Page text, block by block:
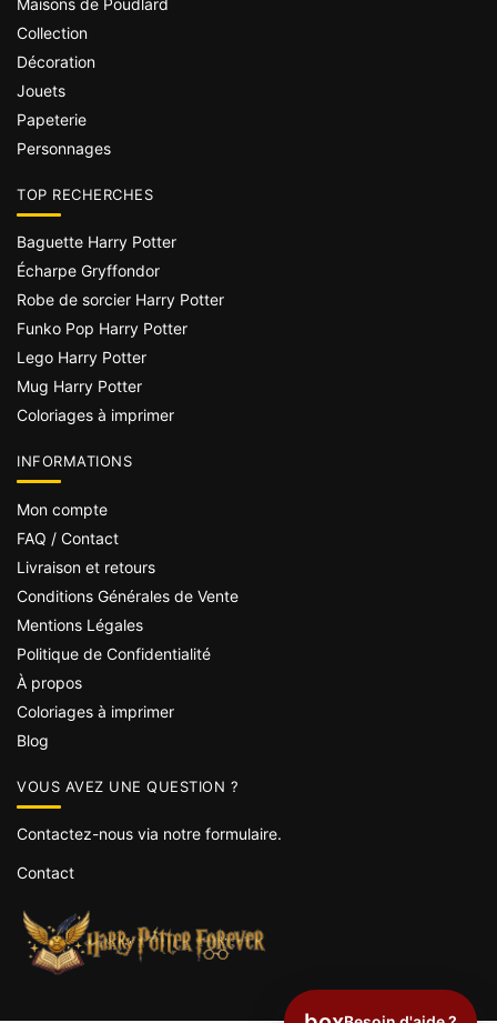
Maisons de Poudlard
Collection
Décoration
Jouets
Papeterie
Personnages
TOP RECHERCHES
Baguette Harry Potter
Écharpe Gryffondor
Robe de sorcier Harry Potter
Funko Pop Harry Potter
Lego Harry Potter
Mug Harry Potter
Coloriages à imprimer
INFORMATIONS
Mon compte
FAQ / Contact
Livraison et retours
Conditions Générales de Vente
Mentions Légales
Politique de Confidentialité
À propos
Coloriages à imprimer
Blog
VOUS AVEZ UNE QUESTION ?
Contactez-nous via notre formulaire.
Contact